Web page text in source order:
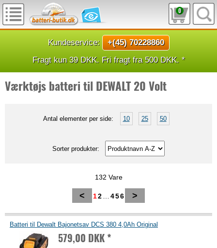
0
Kundeservice:
+(45) 70228860
Fragt kun 39 DKK. Fri fragt fra 500 DKK. *
Værktøjs batteri til DEWALT 20 Volt
Antal elementer per side: 10 25 50
Sorter produkter:
132 Vare
< 12 456 >
Batteri til Dewalt Bajonetsav DCS 380 4,0Ah Original
579,00 DKK *